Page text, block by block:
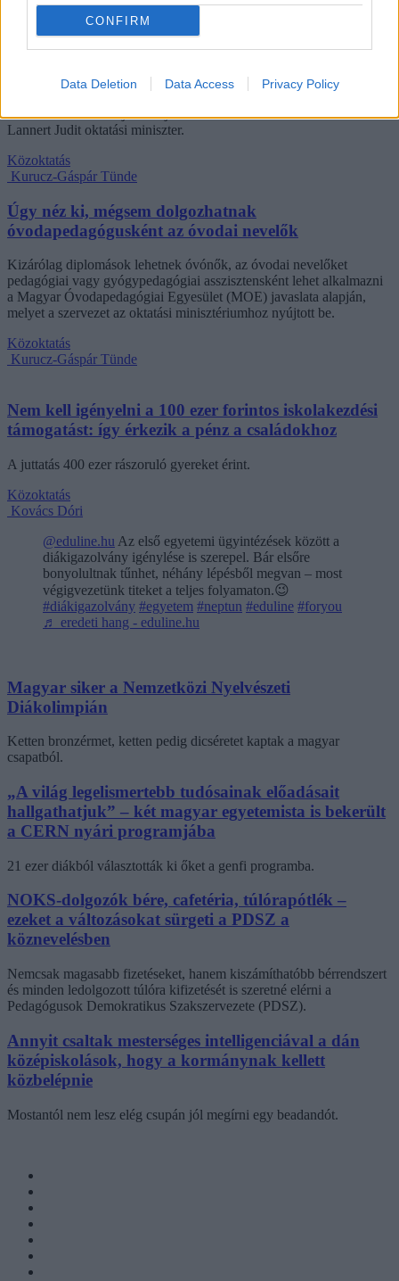
CONFIRM
Data Deletion Data Access Privacy Policy
szeptembertől
Tizennégy pontos szakmai javaslatcsomagot kaptak az általános
terhelése, és több idő jusson mozgásra, kreatív tevékenységekre,
tanévtől alkalmazhatják az ajánlásokat – írta Facebook-oldalán
Lannert Judit oktatási miniszter.
Közoktatás
Kurucz-Gáspár Tünde
Úgy néz ki, mégsem dolgozhatnak
óvodapedagógusként az óvodai nevelők
Kizárólag diplomások lehetnek óvónők, az óvodai nevelőket
pedagógiai vagy gyógypedagógiai asszisztensként lehet alkalmazni
a Magyar Óvodapedagógiai Egyesület (MOE) javaslata alapján,
melyet a szervezet az oktatási minisztériumhoz nyújtott be.
Közoktatás
Kurucz-Gáspár Tünde
Nem kell igényelni a 100 ezer forintos iskolakezdési
támogatást: így érkezik a pénz a családokhoz
A juttatás 400 ezer rászoruló gyereket érint.
Közoktatás
Kovács Dóri
@eduline.hu Az első egyetemi ügyintézések között a
diákigazolvány igénylése is szerepel. Bár elsőre
bonyolultnak tűnhet, néhány lépésből megvan – most
végigvezetünk titeket a teljes folyamaton.😉
#diákigazolvány #egyetem #neptun #eduline #foryou
♬ eredeti hang - eduline.hu
Magyar siker a Nemzetközi Nyelvészeti
Diákolimpián
Ketten bronzérmet, ketten pedig dicséretet kaptak a magyar
csapatból.
„A világ legelismertebb tudósainak előadásait
hallgathatjuk” – két magyar egyetemista is bekerült
a CERN nyári programjába
21 ezer diákból választották ki őket a genfi programba.
NOKS-dolgozók bére, cafetéria, túlórapótlék –
ezeket a változásokat sürgeti a PDSZ a
köznevelésben
Nemcsak magasabb fizetéseket, hanem kiszámíthatóbb bérrendszert
és minden ledolgozott túlóra kifizetését is szeretné elérni a
Pedagógusok Demokratikus Szakszervezete (PDSZ).
Annyit csaltak mesterséges intelligenciával a dán
középiskolások, hogy a kormánynak kellett
közbelépnie
Mostantól nem lesz elég csupán jól megírni egy beadandót.